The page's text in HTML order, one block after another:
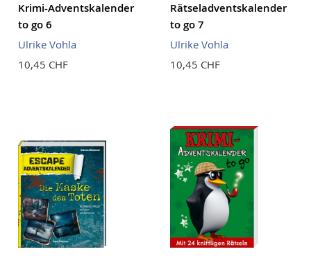
Krimi-Adventskalender
to go 6
Ulrike Vohla
10,45 CHF
Rätseladventskalender
to go 7
Ulrike Vohla
10,45 CHF